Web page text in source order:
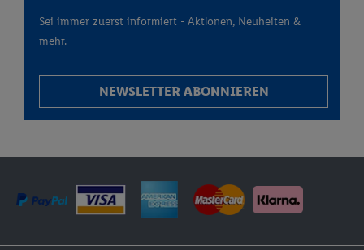
Sei immer zuerst informiert - Aktionen, Neuheiten &
mehr.
NEWSLETTER ABONNIEREN